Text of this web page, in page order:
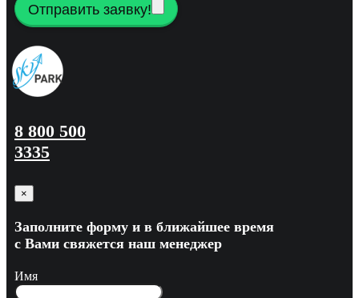
Отправить заявку!
8 800 500
3335
×
Заполните форму и в ближайшее время
с Вами свяжется наш менеджер
Имя